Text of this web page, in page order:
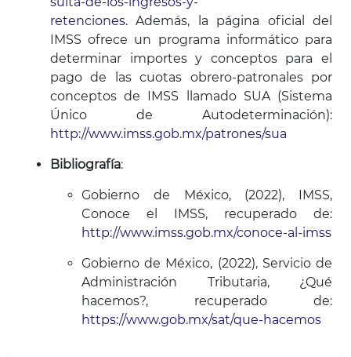
retenciones. Además, la página oficial del
IMSS ofrece un programa informático para
determinar importes y conceptos para el
pago de las cuotas obrero-patronales por
conceptos de IMSS llamado SUA (Sistema
Único de Autodeterminación):
http://www.imss.gob.mx/patrones/sua
Bibliografía:
Gobierno de México, (2022), IMSS,
Conoce el IMSS, recuperado de:
http://www.imss.gob.mx/conoce-al-imss
Gobierno de México, (2022), Servicio de
Administración Tributaria, ¿Qué
hacemos?, recuperado de:
https://www.gob.mx/sat/que-hacemos